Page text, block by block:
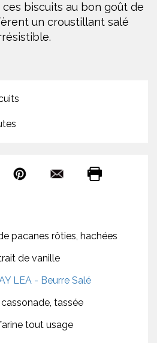
biscuits au bon goût de
un croustillant salé
pacanes rôties, hachées
de vanille
LEA - Beurre Salé
tassée
tout usage